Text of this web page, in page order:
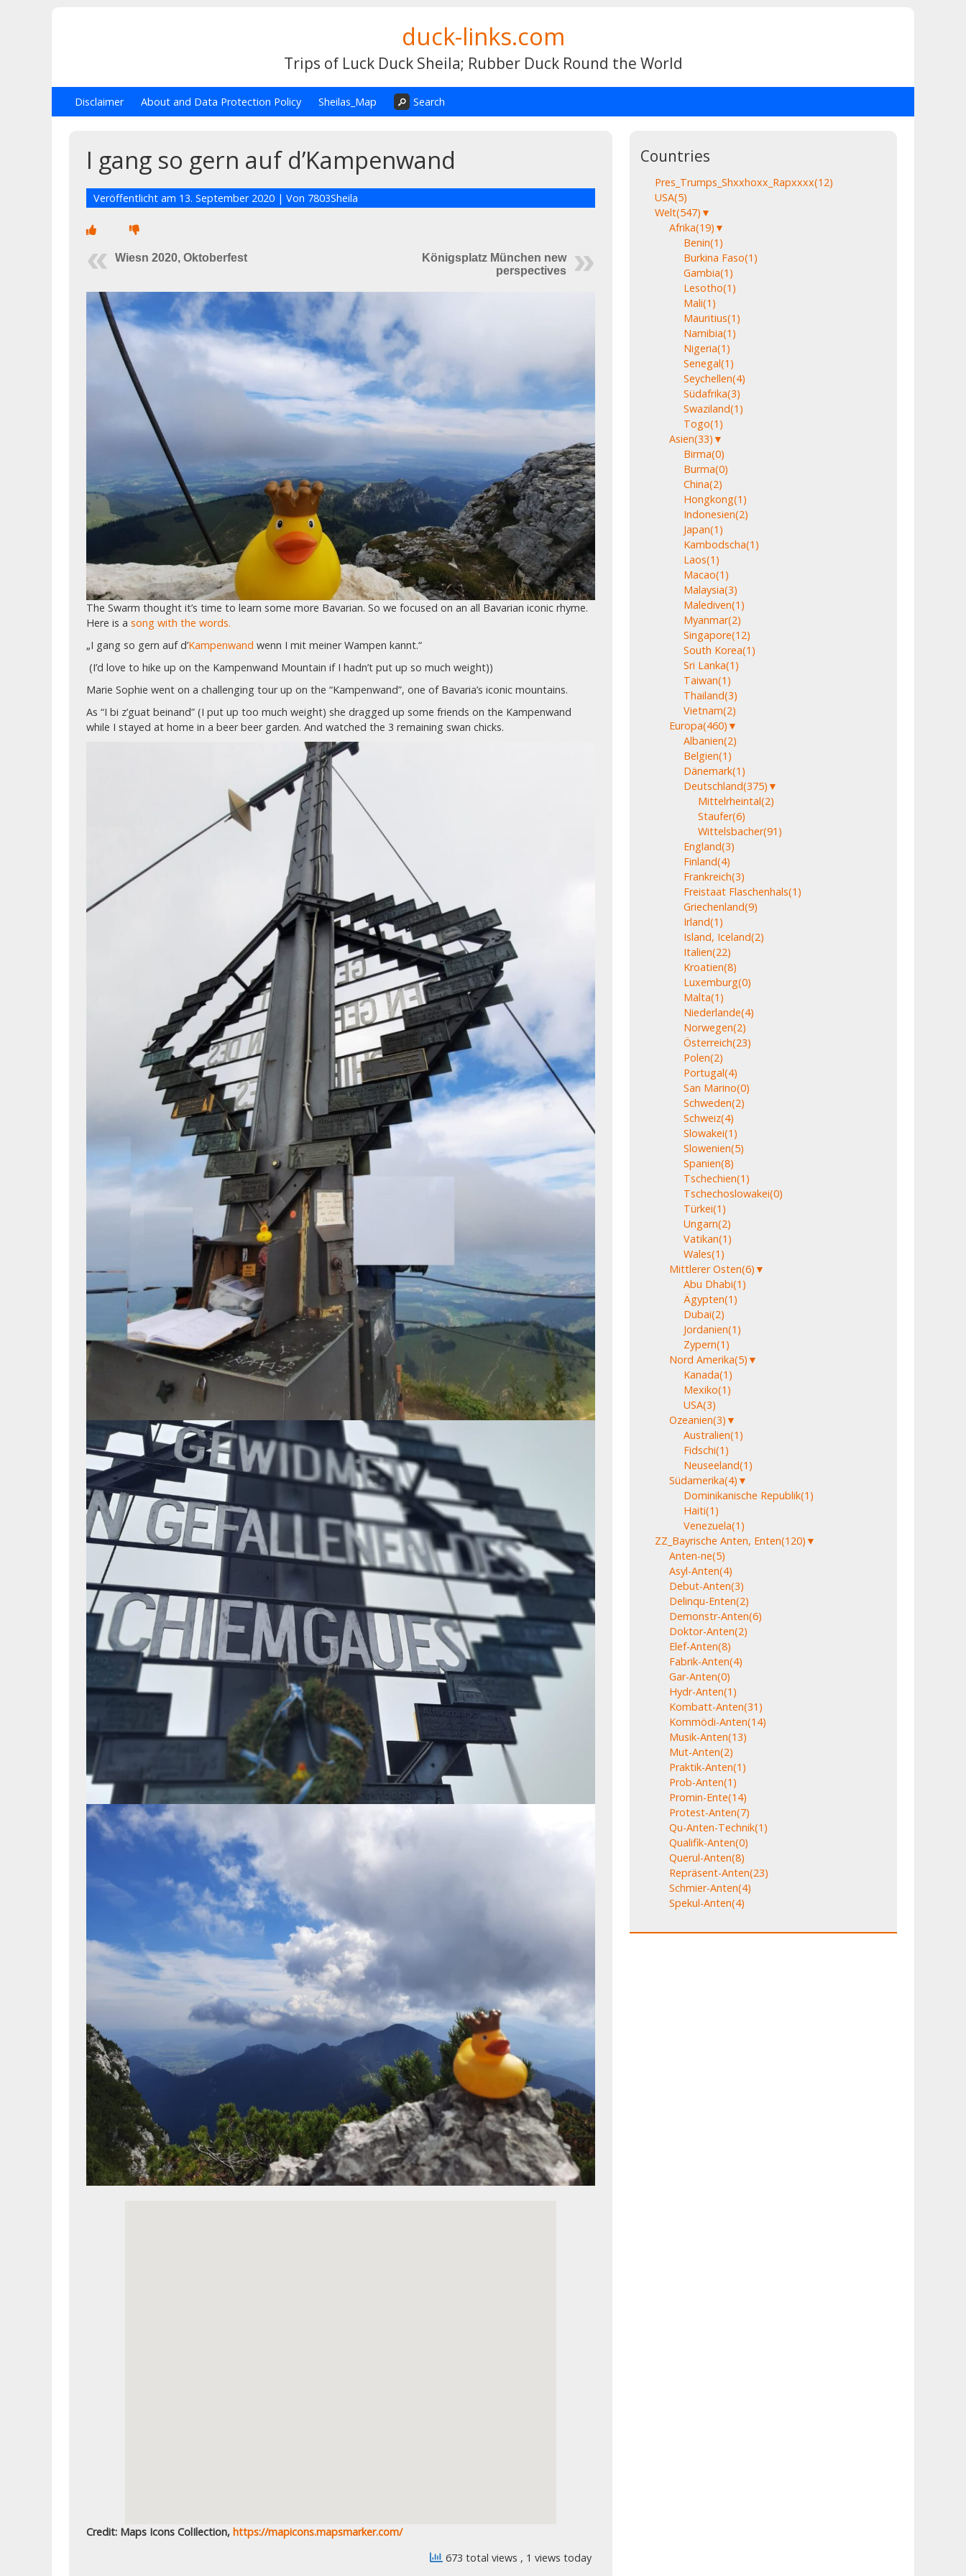
duck-links.com
Trips of Luck Duck Sheila; Rubber Duck Round the World
Disclaimer About and Data Protection Policy Sheilas_Map Search
I gang so gern auf d’Kampenwand
Veröffentlicht am 13. September 2020 | Von 7803Sheila
Wiesn 2020, Oktoberfest
Königsplatz München new
perspectives
The Swarm thought it’s time to learn some more Bavarian. So we focused on an all Bavarian iconic rhyme.
Here is a song with the words.
„I gang so gern auf d’Kampenwand wenn I mit meiner Wampen kannt.“
(I’d love to hike up on the Kampenwand Mountain if I hadn’t put up so much weight))
Marie Sophie went on a challenging tour up on the “Kampenwand”, one of Bavaria’s iconic mountains.
As “I bi z’guat beinand” (I put up too much weight) she dragged up some friends on the Kampenwand
while I stayed at home in a beer beer garden. And watched the 3 remaining swan chicks.
Credit: Maps Icons ColIlection, https://mapicons.mapsmarker.com/
673 total views , 1 views today
Countries
Pres_Trumps_Shxxhoxx_Rapxxxx(12)
USA(5)
Welt(547) ▼
Afrika(19) ▼
Benin(1)
Burkina Faso(1)
Gambia(1)
Lesotho(1)
Mali(1)
Mauritius(1)
Namibia(1)
Nigeria(1)
Senegal(1)
Seychellen(4)
Südafrika(3)
Swaziland(1)
Togo(1)
Asien(33) ▼
Birma(0)
Burma(0)
China(2)
Hongkong(1)
Indonesien(2)
Japan(1)
Kambodscha(1)
Laos(1)
Macao(1)
Malaysia(3)
Malediven(1)
Myanmar(2)
Singapore(12)
South Korea(1)
Sri Lanka(1)
Taiwan(1)
Thailand(3)
Vietnam(2)
Europa(460) ▼
Albanien(2)
Belgien(1)
Dänemark(1)
Deutschland(375) ▼
Mittelrheintal(2)
Staufer(6)
Wittelsbacher(91)
England(3)
Finland(4)
Frankreich(3)
Freistaat Flaschenhals(1)
Griechenland(9)
Irland(1)
Island, Iceland(2)
Italien(22)
Kroatien(8)
Luxemburg(0)
Malta(1)
Niederlande(4)
Norwegen(2)
Österreich(23)
Polen(2)
Portugal(4)
San Marino(0)
Schweden(2)
Schweiz(4)
Slowakei(1)
Slowenien(5)
Spanien(8)
Tschechien(1)
Tschechoslowakei(0)
Türkei(1)
Ungarn(2)
Vatikan(1)
Wales(1)
Mittlerer Osten(6) ▼
Abu Dhabi(1)
Ägypten(1)
Dubai(2)
Jordanien(1)
Zypern(1)
Nord Amerika(5) ▼
Kanada(1)
Mexiko(1)
USA(3)
Ozeanien(3) ▼
Australien(1)
Fidschi(1)
Neuseeland(1)
Südamerika(4) ▼
Dominikanische Republik(1)
Haiti(1)
Venezuela(1)
ZZ_Bayrische Anten, Enten(120) ▼
Anten-ne(5)
Asyl-Anten(4)
Debut-Anten(3)
Delinqu-Enten(2)
Demonstr-Anten(6)
Doktor-Anten(2)
Elef-Anten(8)
Fabrik-Anten(4)
Gar-Anten(0)
Hydr-Anten(1)
Kombatt-Anten(31)
Kommödi-Anten(14)
Musik-Anten(13)
Mut-Anten(2)
Praktik-Anten(1)
Prob-Anten(1)
Promin-Ente(14)
Protest-Anten(7)
Qu-Anten-Technik(1)
Qualifik-Anten(0)
Querul-Anten(8)
Repräsent-Anten(23)
Schmier-Anten(4)
Spekul-Anten(4)